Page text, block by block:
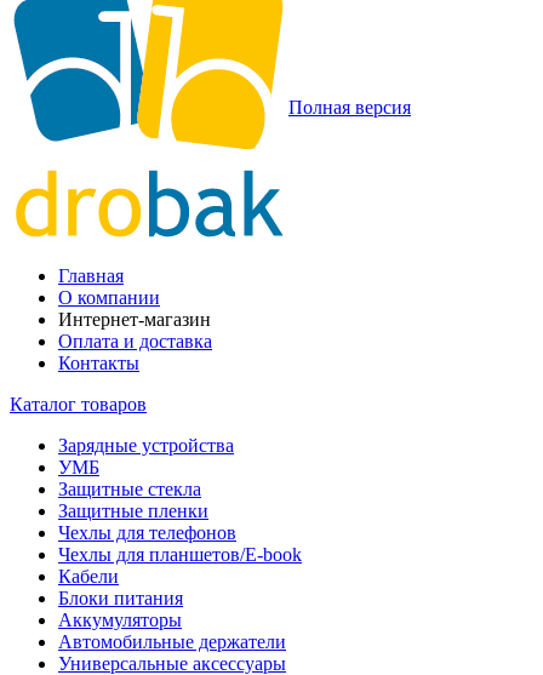
Полная версия
Главная
О компании
Интернет-магазин
Оплата и доставка
Контакты
Каталог товаров
Зарядные устройства
УМБ
Защитные стекла
Защитные пленки
Чехлы для телефонов
Чехлы для планшетов/E-book
Кабели
Блоки питания
Аккумуляторы
Автомобильные держатели
Универсальные аксессуары